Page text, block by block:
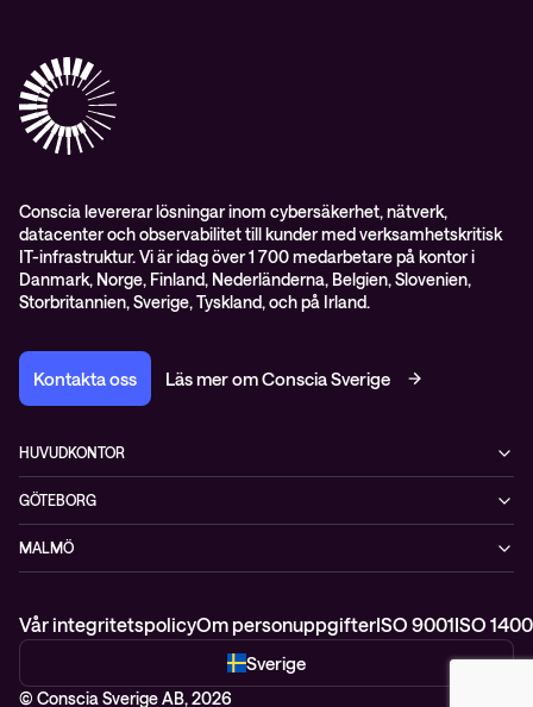
Whitepapers & guider
Kontakt
Pressnyheter
Conscia levererar lösningar inom cybersäkerhet, nätverk,
datacenter och observabilitet till kunder med verksamhetskritisk
IT-infrastruktur. Vi är idag över 1 700 medarbetare på kontor i
Danmark, Norge, Finland, Nederländerna, Belgien, Slovenien,
Storbritannien, Sverige, Tyskland, och på Irland.
Kontakta oss Läs mer om Conscia Sverige
HUVUDKONTOR
Rålambsvägen 17, 16tr
112 59 Stockholm
+46 (0)8 765 53 00
GÖTEBORG
MIMO, Mölndals bro 7
431 30 Mölndal
MALMÖ
© Conscia Sverige AB, 2026
Vår integritetspolicyOm personuppgifterISO 9001ISO
Sverige